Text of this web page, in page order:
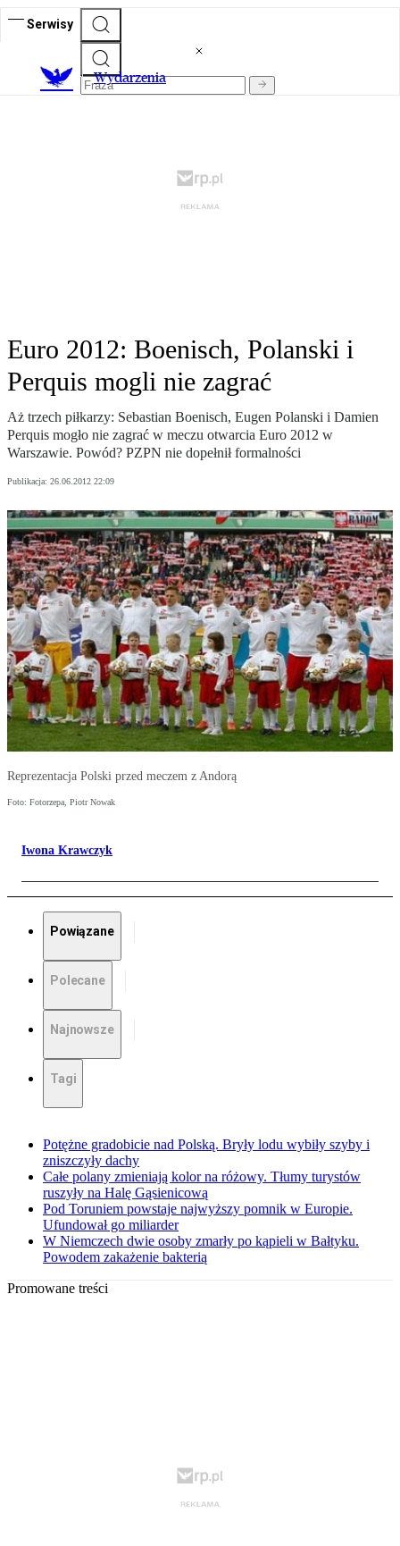
Serwisy
Wydarzenia
Euro 2012: Boenisch, Polanski i
Perquis mogli nie zagrać
Aż trzech piłkarzy: Sebastian Boenisch, Eugen Polanski i Damien
Perquis mogło nie zagrać w meczu otwarcia Euro 2012 w
Warszawie. Powód? PZPN nie dopełnił formalności
Publikacja: 26.06.2012 22:09
Reprezentacja Polski przed meczem z Andorą
Foto: Fotorzepa, Piotr Nowak
Iwona Krawczyk
Powiązane
Polecane
Najnowsze
Tagi
Potężne gradobicie nad Polską. Bryły lodu wybiły szyby i
zniszczyły dachy
Całe polany zmieniają kolor na różowy. Tłumy turystów
ruszyły na Halę Gąsienicową
Pod Toruniem powstaje najwyższy pomnik w Europie.
Ufundował go miliarder
W Niemczech dwie osoby zmarły po kąpieli w Bałtyku.
Powodem zakażenie bakterią
Promowane treści